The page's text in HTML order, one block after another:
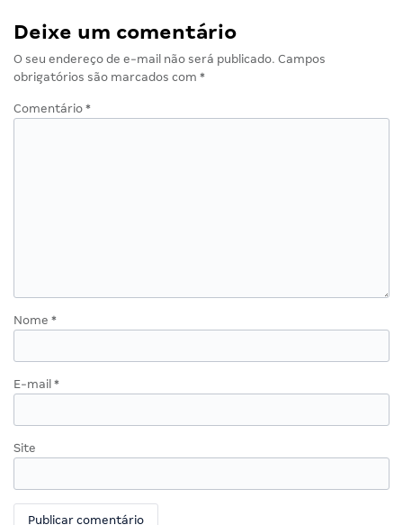
Deixe um comentário
O seu endereço de e-mail não será publicado. Campos
obrigatórios são marcados com *
Comentário *
Nome *
E-mail *
Site